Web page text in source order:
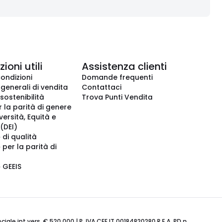
utili
di vendita
la parità di genere
Equità e
qualità
per la parità di
Assistenza clienti
Domande frequenti
Contattaci
Trova Punti Vendita